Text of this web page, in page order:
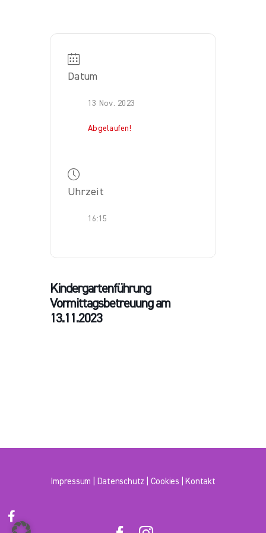
Datum
13 Nov. 2023
Abgelaufen!
Uhrzeit
16:15
Kindergartenführung
Vormittagsbetreuung am
13.11.2023
Impressum Datenschutz Cookies Kontakt